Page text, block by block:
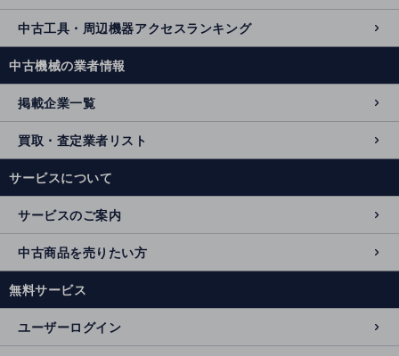
中古工具・周辺機器アクセスランキング
中古機械の業者情報
掲載企業一覧
買取・査定業者リスト
サービスについて
サービスのご案内
中古商品を売りたい方
無料サービス
ユーザーログイン